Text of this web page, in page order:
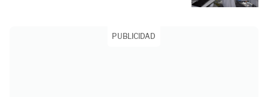
PUBLICIDAD